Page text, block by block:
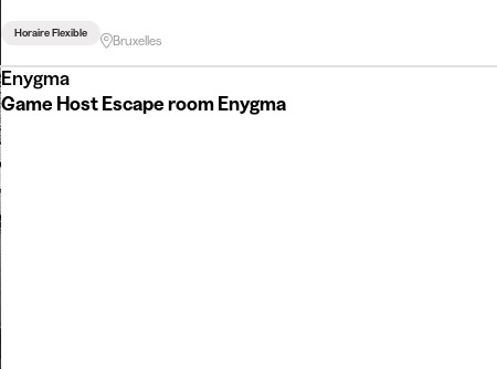
Horaire Flexible Bruxelles
Enygma
Game Host Escape room Enygma